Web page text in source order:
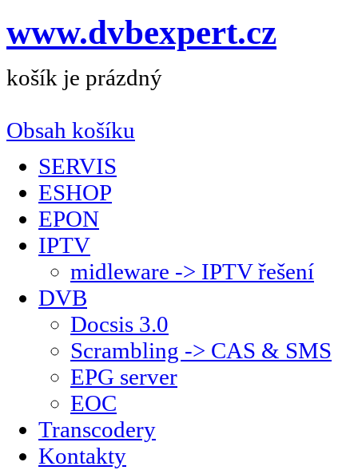
www.dvbexpert.cz
košík je prázdný
Obsah košíku
SERVIS
ESHOP
EPON
IPTV
midleware -> IPTV řešení
DVB
Docsis 3.0
Scrambling -> CAS & SMS
EPG server
EOC
Transcodery
Kontakty